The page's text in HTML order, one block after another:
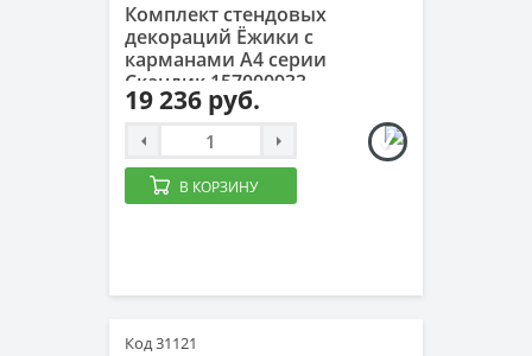
Комплект стендовых
декораций Ёжики с
карманами А4 серии
Скандик 157000933
19 236 руб.
В КОРЗИНУ
Код 31121